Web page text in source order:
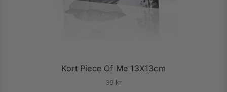
Kort Piece Of Me 13X13cm
39 kr